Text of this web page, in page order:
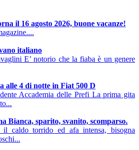
il 16 agosto 2026, buone vacanze!
italiano
E’ notorio che la fiaba è un genere
alle 4 di notte in Fiat 500 D
Accademia delle Prefi La prima gita
Bianca, sparito, svanito, scomparso.
caldo torrido ed afa intensa, bisogna